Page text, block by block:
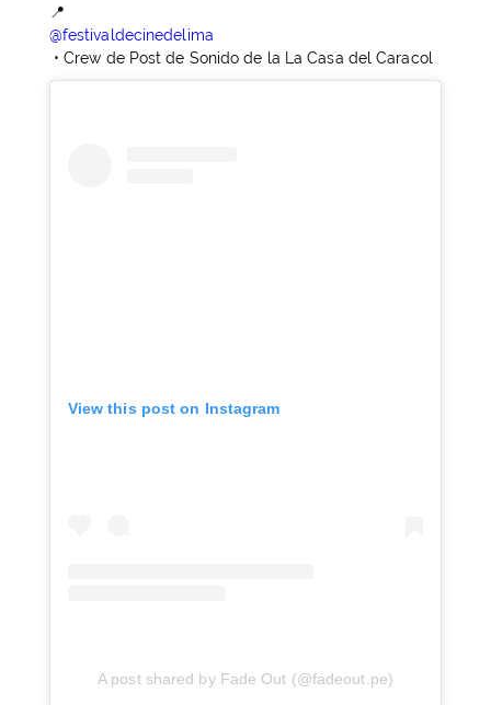
📍
@festivaldecinedelima
• Crew de Post de Sonido de la La Casa del Caracol
View this post on Instagram
A post shared by Fade Out (@fadeout.pe)